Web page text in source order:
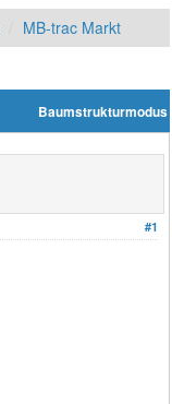
MB-trac Markt
Baumstrukturmodus
#1